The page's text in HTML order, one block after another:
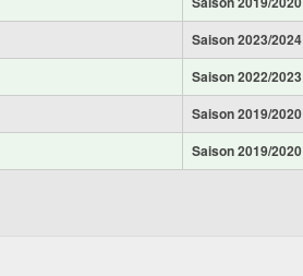
Saison 2023/2024
Saison 2022/2023
Saison 2019/2020
Saison 2019/2020